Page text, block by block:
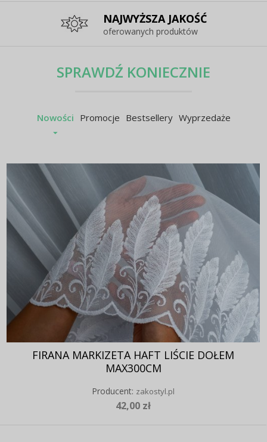
NAJWYŻSZA JAKOŚĆ
oferowanych produktów
SPRAWDŹ KONIECZNIE
Nowości Promocje Bestsellery Wyprzedaże
FIRANA MARKIZETA HAFT LIŚCIE DOŁEM
MAX300CM
Producent: zakostyl.pl
42,00 zł